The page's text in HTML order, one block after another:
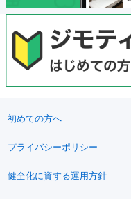
初めての方へ
プライバシーポリシー
健全化に資する運用方針